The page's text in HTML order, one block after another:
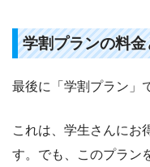
学割プランの料
最後に「学割プラン」
これは、学生さんにお
す。でも、このプラン